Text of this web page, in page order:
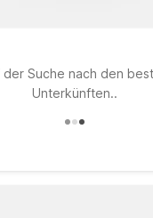
der Suche nach den
Unterkünften..